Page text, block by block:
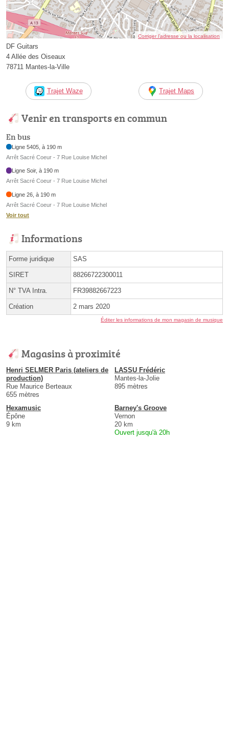
Corriger l’adresse ou la localisation
DF Guitars
4 Allée des Oiseaux
78711 Mantes-la-Ville
Trajet Waze Trajet Maps
Venir en transports en commun
En bus
Ligne 5405, à 190 m
Arrêt Sacré Coeur - 7 Rue Louise Michel
Ligne Soir, à 190 m
Arrêt Sacré Coeur - 7 Rue Louise Michel
Ligne 26, à 190 m
Arrêt Sacré Coeur - 7 Rue Louise Michel
Voir tout
Informations
Forme juridique SAS
SIRET 88266722300011
N° TVA Intra. FR39882667223
Création 2 mars 2020
Éditer les informations de mon magasin de musique
Magasins à proximité
Henri SELMER Paris (ateliers de
production)
Rue Maurice Berteaux
655 mètres
LASSU Frédéric
Mantes-la-Jolie
895 mètres
Hexamusic
Épône
9 km
Barney's Groove
Vernon
20 km
Ouvert jusqu'à 20h